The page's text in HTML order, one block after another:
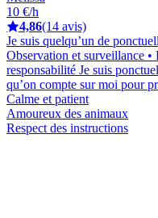
10 €/h
4,86(14 avis)
Je suis quelqu’un de
Observation et surveillance •
responsabilité Je suis
qu’on compte sur moi pour
Calme et patient
Amoureux des animaux
Respect des instructions